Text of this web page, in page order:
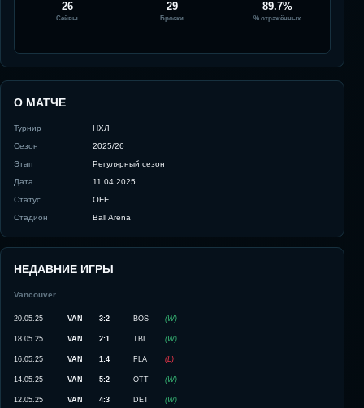
26
Сейвы
29
Броски
89.7%
% отражённых
О МАТЧЕ
Турнир
НХЛ
Сезон
2025/26
Этап
Регулярный сезон
Дата
11.04.2025
Статус
OFF
Стадион
Ball Arena
НЕДАВНИЕ ИГРЫ
Vancouver
20.05.25 VAN 3:2 BOS (W)
18.05.25 VAN 2:1 TBL (W)
16.05.25 VAN 1:4 FLA (L)
14.05.25 VAN 5:2 OTT (W)
12.05.25 VAN 4:3 DET (W)